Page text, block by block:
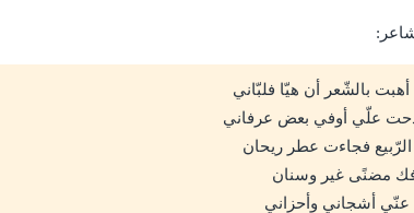
بالشّعر أن هيّا فلبّاني
علّي أوفي بعض عرفاني
فجاءت عطر ريحان
مضنًى غير وسنان
عنّي أشجاني وأحزاني